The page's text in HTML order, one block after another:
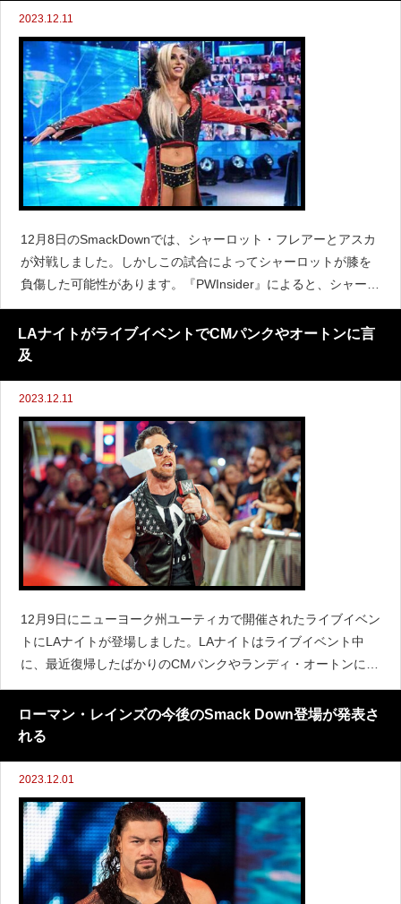
2023.12.11
12月8日のSmackDownでは、シャーロット・フレアーとアスカ
が対戦しました。しかしこの試合によってシャーロットが膝を
負傷した可能性があります。『PWInsider』によると、シャーロ
ットは週末のWWEライブイベントに出場する予定だったもの
の、SmackDownでの試合で負傷した
LAナイトがライブイベントでCMパンクやオートンに言
及
2023.12.11
12月9日にニューヨーク州ユーティカで開催されたライブイベン
トにLAナイトが登場しました。LAナイトはライブイベント中
に、最近復帰したばかりのCMパンクやランディ・オートンにつ
いて言及し、ローマン・レインズと対戦したいなら順番待ちを
する必要があると語りました。「何よりもまず、
ローマン・レインズの今後のSmack Down登場が発表さ
れる
2023.12.01